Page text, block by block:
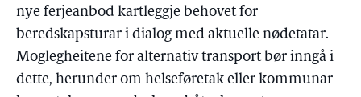
nye ferjeanbod kartleggje behovet for
beredskapsturar i dialog med aktuelle nødetatar.
Moglegheitene for alternativ transport bør inngå i
dette, herunder om helseføretak eller kommunar